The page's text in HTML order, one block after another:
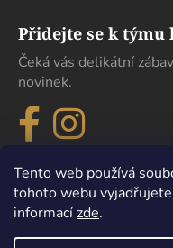
Tento web používá
tohoto webu
informacízde.
Přidejte se k
Čeká vás delikátní
novinek.